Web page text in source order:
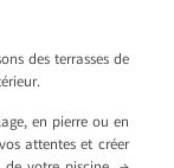
des terrasses de
en pierre ou en
attentes et créer